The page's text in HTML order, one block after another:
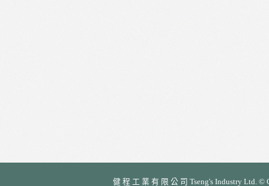
健 程 工 業 有 限 公 司 Tseng's Industry Ltd.